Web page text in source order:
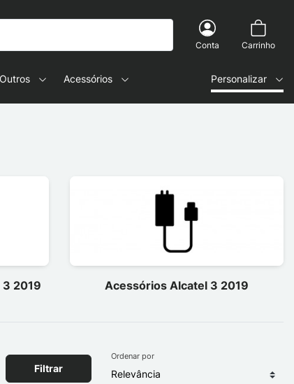
Conta Carrinho
Outros Acessórios Personalizar
2019 Acessórios Alcatel 3 2019
Filtrar
Ordenar por